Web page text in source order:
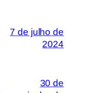
7 de julho de
2024
30 de